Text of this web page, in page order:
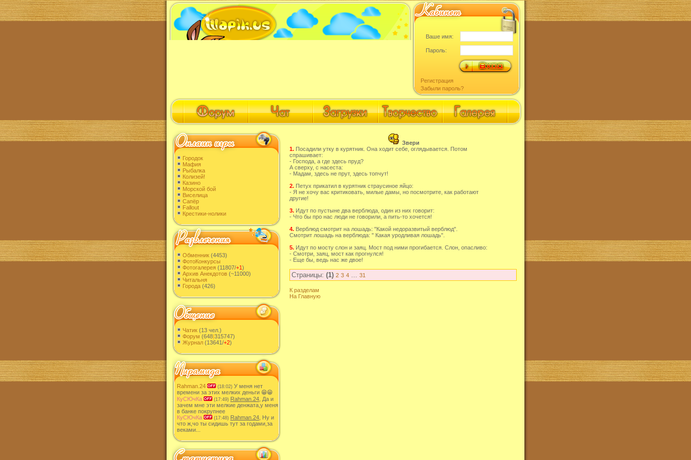
Ваше имя:
Пароль:
Регистрация
Забыли пароль?
Городок
Мафия
Рыбалка
Колизей!
Казино
Морской бой
Виселица
Сапёр
Fallout
Крестики-нолики
Обменник (4453)
ФотоКонкурсы
Фотогалерея (11807/+1)
Архив Анекдотов (~11000)
Читальня
Города (426)
Чатик (13 чел.)
Форум (648|315747)
Журнал (13641/+2)
Rahman.24 (18:02) У меня нет
времени за этих мелких деньги 😁😁
КуСЮчКа
(17:49) Rahman.24 , Да и
зачем мне эти мелкие денжата,у меня
в банке покрупнее
КуСЮчКа
(17:48) Rahman.24 , Ну и
что ж,чо ты сидишь тут за годами,за
веками...
Звери
1. Посадили утку в курятник. Она ходит себе, оглядывается. Потом
спрашивает:
- Господа, а где здесь пруд?
А сверху, с насеста:
- Мадам, здесь не прут, здесь топчут!
2. Петух прикатил в курятник страусиное яйцо:
- Я не хочу вас критиковать, милые дамы, но посмотрите, как работают
другие!
3. Идут по пустыне два верблюда, один из них говорит:
- Что бы про нас люди не говорили, а пить-то хочется!
4. Верблюд смотрит на лошадь: "Какой недоразвитый верблюд".
Смотрит лошадь на верблюда: " Какая уродливая лошадь".
5. Идут по мосту слон и заяц. Мост под ними прогибается. Слон, опасливо:
- Смотри, заяц, мост как прогнулся!
- Еще бы, ведь нас же двое!
Страницы: (1) 2 3 4 ... 31
К разделам
На Главную